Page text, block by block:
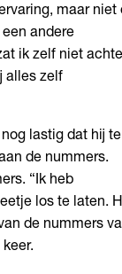
maar niet
andere
ik zelf niet
alles zelf
lastig dat hij te
de nummers.
“Ik heb
los te laten.
de nummers